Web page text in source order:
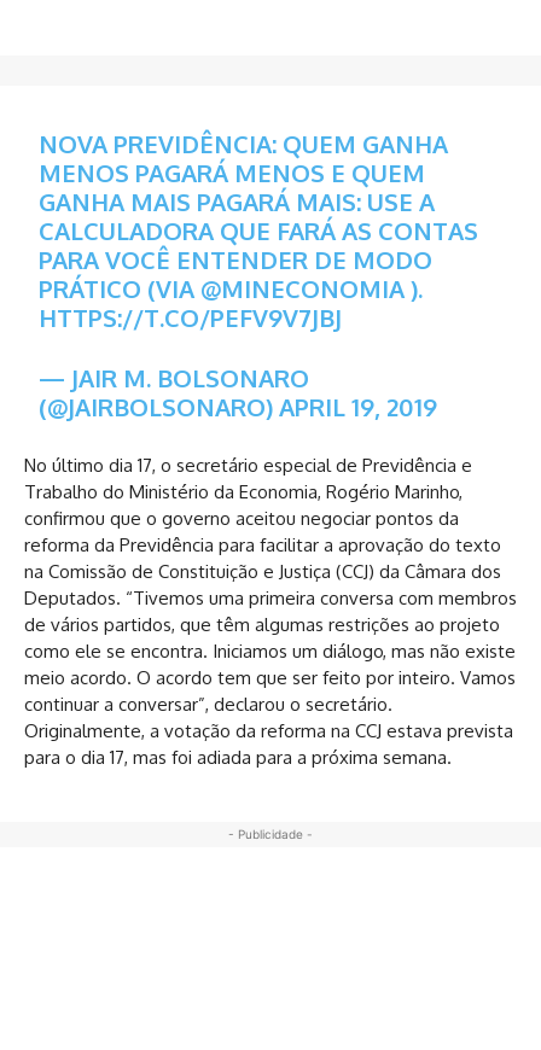
NOVA PREVIDÊNCIA: QUEM GANHA
MENOS PAGARÁ MENOS E QUEM
GANHA MAIS PAGARÁ MAIS: USE A
CALCULADORA QUE FARÁ AS CONTAS
PARA VOCÊ ENTENDER DE MODO
PRÁTICO (VIA @MINECONOMIA).
HTTPS://T.CO/PEFV9V7JBJ
— JAIR M. BOLSONARO
(@JAIRBOLSONARO)APRIL 19, 2019
No último dia 17, o secretário especial de Previdência e
Trabalho do Ministério da Economia, Rogério Marinho,
confirmou que o governo aceitou negociar pontos da
reforma da Previdência para facilitar a aprovação do texto
na Comissão de Constituição e Justiça (CCJ) da Câmara dos
Deputados. “Tivemos uma primeira conversa com membros
de vários partidos, que têm algumas restrições ao projeto
como ele se encontra. Iniciamos um diálogo, mas não existe
meio acordo. O acordo tem que ser feito por inteiro. Vamos
continuar a conversar”, declarou o secretário.
Originalmente, a votação da reforma na CCJ estava prevista
para o dia 17, mas foi adiada para a próxima semana.
- Publicidade -